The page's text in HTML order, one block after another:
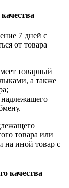
7 дней с
от товара
товарный
а также
надлежащего
товара или
на иной товар с
качества